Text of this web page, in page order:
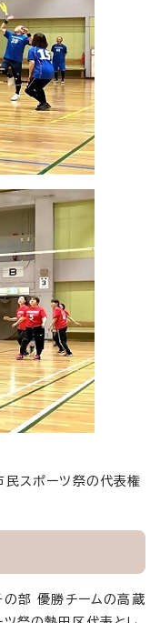
民スポーツ祭の代表権
部 優勝チームの高蔵